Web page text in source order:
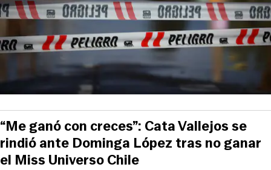
“Me ganó con creces”: Cata Vallejos se
rindió ante Dominga López tras no ganar
el Miss Universo Chile